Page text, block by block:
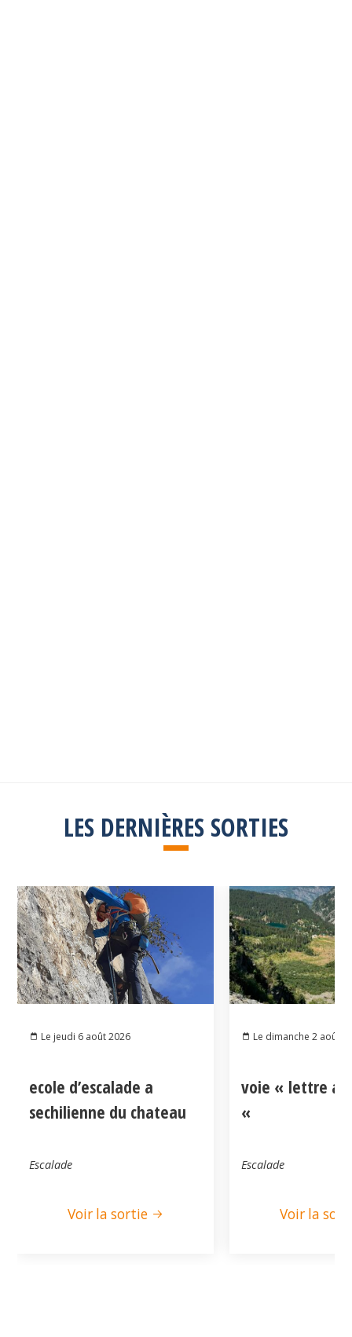
LES DERNIÈRES SORTIES
Le jeudi 6 août 2026
ecole d’escalade a
sechilienne du chateau
Escalade
Voir la sortie
Le dimanche 2 août
voie « lettre
«
Escalade
Voir la